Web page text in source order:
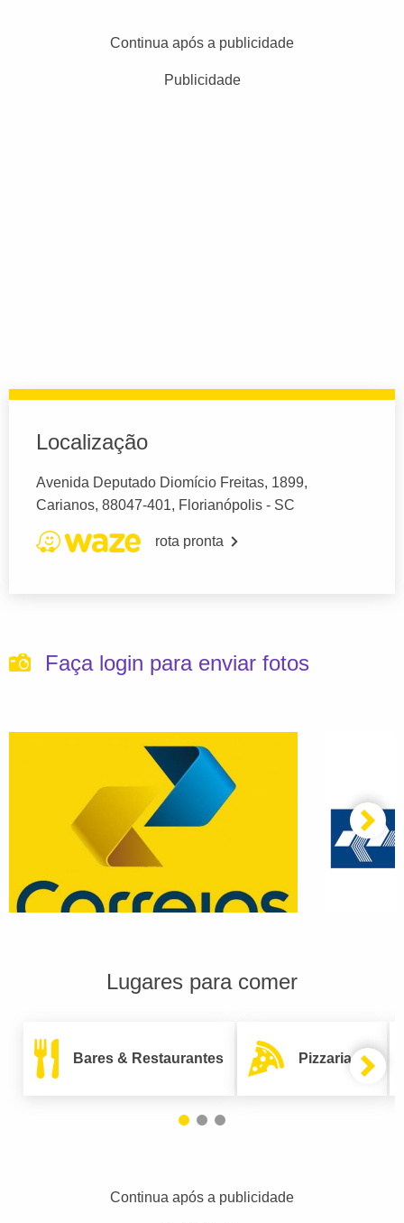
Continua após a publicidade
Publicidade
Localização
Avenida Deputado Diomício Freitas, 1899,
Carianos, 88047-401, Florianópolis - SC
rota pronta
Faça login para enviar fotos
Lugares para comer
Bares & Restaurantes Pizzarias
Continua após a publicidade